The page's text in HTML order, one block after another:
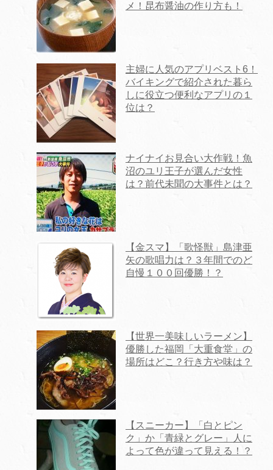
メ！昆布醤油の作り方も！
主婦に人気のアプリベスト6！
バイキングで紹介された暮ら
しに役立つ便利なアプリの１
位は？
ナイナイお見合い大作戦！魚
沼のユリ王子が選んだ女性
は？前代未聞の大事件とは？
【金スマ】「歌怪獣」島津亜
矢の歌唱力は？３年間でのど
自慢１００回優勝！？
【世界一美味しいラーメン】
優勝した福岡「大重食堂」の
場所はどこ？行き方や味は？
【スニーカー】「白とピン
ク」か「青緑とグレー」人に
よって色が違って見える！？